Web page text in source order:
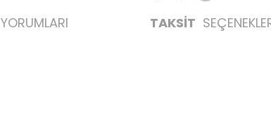
YORUMLARI TAKSİT